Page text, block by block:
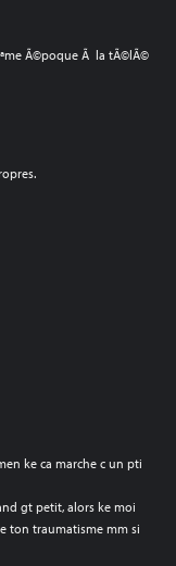
Ã©poque Ã la tÃ©lÃ©
ke ca marche c un pti
gt petit, alors ke moi
ton traumatisme mm si